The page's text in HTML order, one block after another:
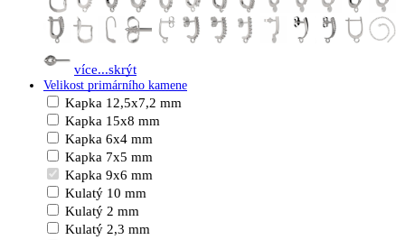
více...skrýt
Velikost primárního kamene
Kapka 12,5x7,2 mm
Kapka 15x8 mm
Kapka 6x4 mm
Kapka 7x5 mm
Kapka 9x6 mm
Kulatý 10 mm
Kulatý 2 mm
Kulatý 2,3 mm